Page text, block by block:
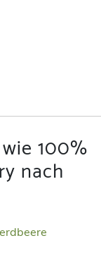
100%
nach